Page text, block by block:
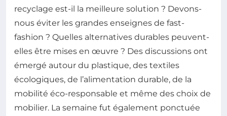
recyclage est-il la meilleure solution ? Devons-
nous éviter les grandes enseignes de fast-
fashion ? Quelles alternatives durables peuvent-
elles être mises en œuvre ? Des discussions ont
émergé autour du plastique, des textiles
écologiques, de l’alimentation durable, de la
mobilité éco-responsable et même des choix de
mobilier. La semaine fut également ponctuée